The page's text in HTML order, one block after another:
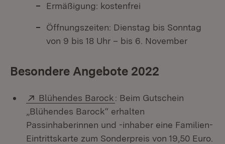
Ermäßigung: kostenfrei
Öffnungszeiten: Dienstag bis Sonntag
von 9 bis 18 Uhr – bis 6. November
Besondere Angebote 2022
Extern:
Blühendes Barock(Öffnet in neuem Fenster)
: Beim Gutschein
„Blühendes Barock“ erhalten
Passinhaberinnen und -inhaber eine Familien-
Eintrittskarte zum Sonderpreis von 19,50 Euro.